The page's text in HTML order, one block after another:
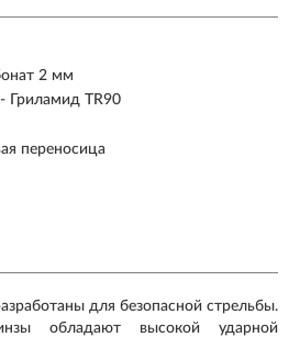
2 мм
- Гриламид TR90
переносица
для безопасной стрельбы.
обладают высокой ударной